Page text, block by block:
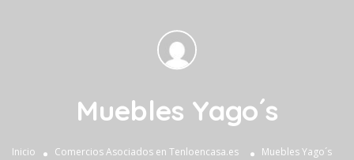
Muebles Yago´s
Inicio Comercios Asociados en Tenloencasa.es Muebles Yago´s